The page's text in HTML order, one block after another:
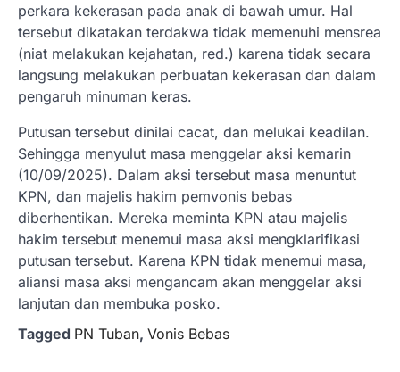
perkara kekerasan pada anak di bawah umur. Hal
tersebut dikatakan terdakwa tidak memenuhi mensrea
(niat melakukan kejahatan, red.) karena tidak secara
langsung melakukan perbuatan kekerasan dan dalam
pengaruh minuman keras.
Putusan tersebut dinilai cacat, dan melukai keadilan.
Sehingga menyulut masa menggelar aksi kemarin
(10/09/2025). Dalam aksi tersebut masa menuntut
KPN, dan majelis hakim pemvonis bebas
diberhentikan. Mereka meminta KPN atau majelis
hakim tersebut menemui masa aksi mengklarifikasi
putusan tersebut. Karena KPN tidak menemui masa,
aliansi masa aksi mengancam akan menggelar aksi
lanjutan dan membuka posko.
Tagged PN Tuban, Vonis Bebas